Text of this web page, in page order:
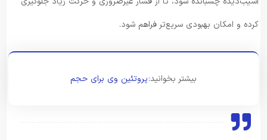
کرده و امکان بهبودی سریع‌تر فراهم شود.
بیشتر بخوانید:پروتئین وی برای حجم